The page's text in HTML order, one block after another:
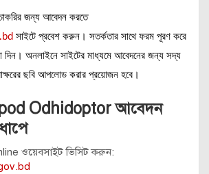
জন্য আবেদন করতে
সাইটে প্রবেশ করুন। সতর্কতার সাথে ফরম পূরণ করে
অনলাইনে সাইটের মাধ্যমে আবেদনের জন্য সদ্য
ছবি আপলোড করার প্রয়োজন হবে।
Odhidoptor আবেদন
ওয়েবসাইট ভিসিট করুন: